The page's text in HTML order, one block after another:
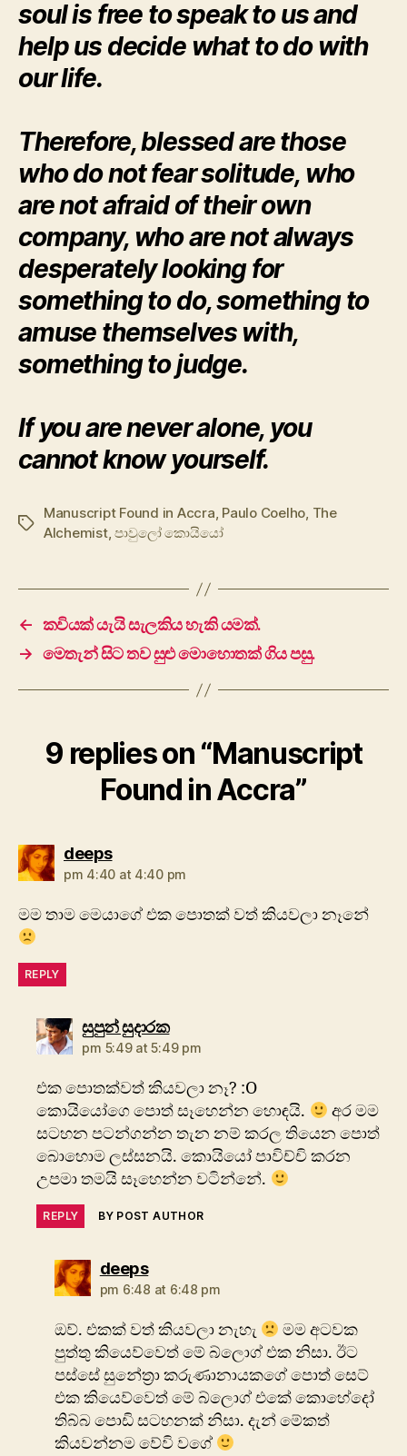
soul is free to speak to us and
help us decide what to do with
our life.
Therefore, blessed are those
who do not fear solitude, who
are not afraid of their own
company, who are not always
desperately looking for
something to do, something to
amuse themselves with,
something to judge.
If you are never alone, you
cannot know yourself.
Tags
Manuscript Found in Accra, Paulo Coelho, The
Alchemist,පාවුලෝ කොයියෝ
← කවියක් යැයි සැලකිය හැකි යමක්.
→ මෙතැන් සිට තව සුළු මොහොතක් ගිය පසු.
9 replies on “Manuscript
Found in Accra”
deepssays:
pm 4:40 at 4:40 pm
මම තාම මෙයාගේ එක පොතක් වත් කියවලා නෑනේ
REPLY
සුපුන් සුදාරකsays:
pm 5:49 at 5:49 pm
එක පොතක්වත් කියවලා නෑ? :O
කොයියෝගෙ පොත් සෑහෙන්න හොඳයි.
අර මම
සටහන පටන්ගන්න තැන නම් කරල තියෙන පොත්
බොහොම ලස්සනයි. කොයියෝ පාවිච්චි කරන
උපමා තමයි සෑහෙන්න වටින්නේ.
REPLY BY POST AUTHOR
deepssays:
pm 6:48 at 6:48 pm
ඔව්. එකක් වත් කියවලා නැහැ
මම අටවක
පුත්තු කියෙව්වෙත් මේ බ්ලොග් එක නිසා. ඊට
පස්සේ සුනේත්‍රා කරුණානායකගේ පොත් සෙට්
එක කියෙව්වෙත් මේ බ්ලොග් එකේ කොහේදෝ
තිබ්බ පොඩි සටහනක් නිසා. දැන් මේකත්
කියවන්නම වේවි වගේ